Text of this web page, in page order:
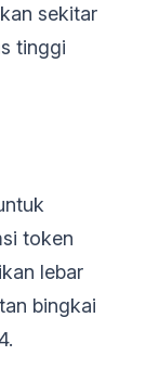
sekitar
tinggi
token
lebar
bingkai